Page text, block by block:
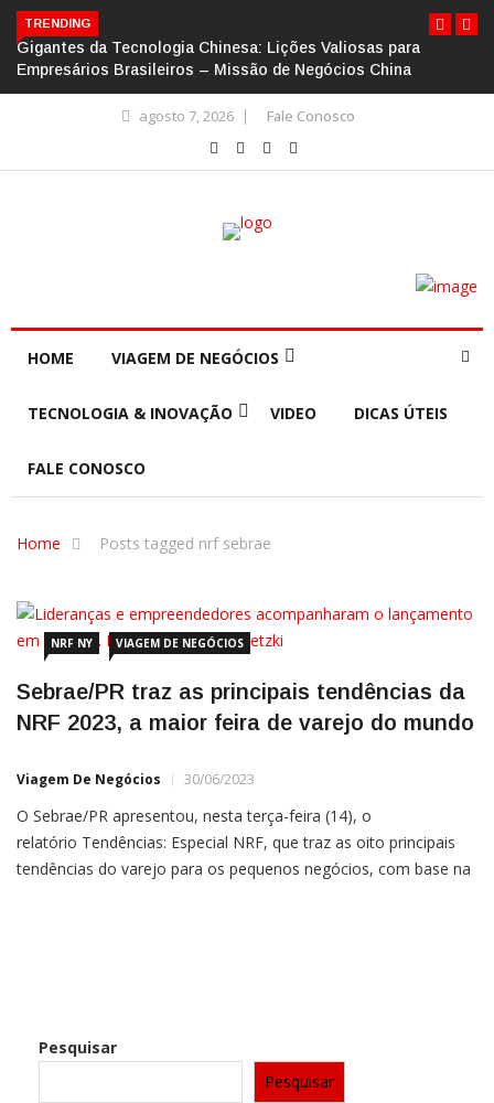
TRENDING
Gigantes da Tecnologia Chinesa: Lições Valiosas para
Empresários Brasileiros – Missão de Negócios China
agosto 7, 2026 Fale Conosco
HOME VIAGEM DE NEGÓCIOS
TECNOLOGIA & INOVAÇÃO VIDEO DICAS ÚTEIS
FALE CONOSCO
Home Posts tagged nrf sebrae
NRF NY VIAGEM DE NEGÓCIOS
Sebrae/PR traz as principais tendências da
NRF 2023, a maior feira de varejo do mundo
Viagem De Negócios 30/06/2023
O Sebrae/PR apresentou, nesta terça-feira (14), o
relatório Tendências: Especial NRF, que traz as oito principais
tendências do varejo para os pequenos negócios, com base na
Pesquisar
Pesquisar